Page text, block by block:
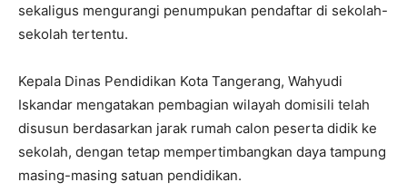
sekaligus mengurangi penumpukan pendaftar di sekolah-
sekolah tertentu.
Kepala Dinas Pendidikan Kota Tangerang, Wahyudi
Iskandar mengatakan pembagian wilayah domisili telah
disusun berdasarkan jarak rumah calon peserta didik ke
sekolah, dengan tetap mempertimbangkan daya tampung
masing-masing satuan pendidikan.